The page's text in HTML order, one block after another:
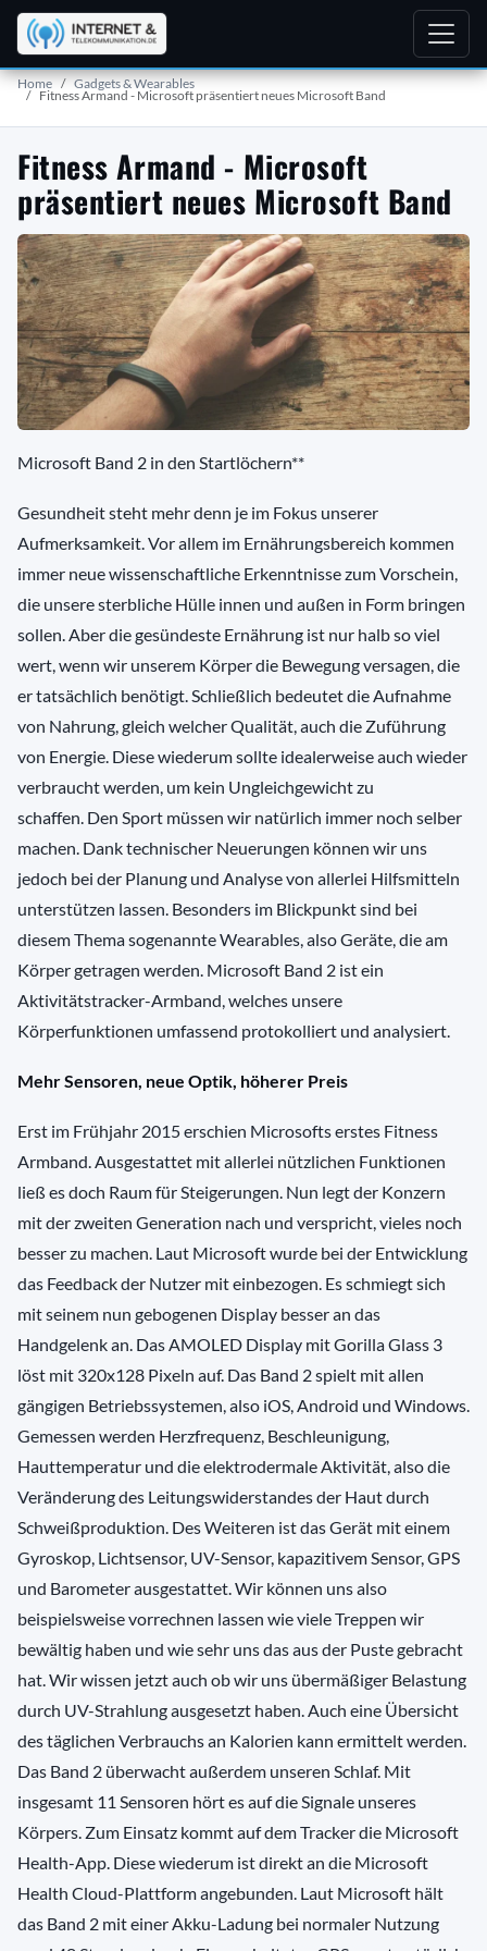
Home Gadgets & Wearables
Fitness Armand - Microsoft präsentiert neues Microsoft Band
Fitness Armand - Microsoft
präsentiert neues Microsoft Band
Microsoft Band 2 in den Startlöchern**
Gesundheit steht mehr denn je im Fokus unserer
Aufmerksamkeit. Vor allem im Ernährungsbereich kommen
immer neue wissenschaftliche Erkenntnisse zum Vorschein,
die unsere sterbliche Hülle innen und außen in Form bringen
sollen. Aber die gesündeste Ernährung ist nur halb so viel
wert, wenn wir unserem Körper die Bewegung versagen, die
er tatsächlich benötigt. Schließlich bedeutet die Aufnahme
von Nahrung, gleich welcher Qualität, auch die Zuführung
von Energie. Diese wiederum sollte idealerweise auch wieder
verbraucht werden, um kein Ungleichgewicht zu
schaffen. Den Sport müssen wir natürlich immer noch selber
machen. Dank technischer Neuerungen können wir uns
jedoch bei der Planung und Analyse von allerlei Hilfsmitteln
unterstützen lassen. Besonders im Blickpunkt sind bei
diesem Thema sogenannte Wearables, also Geräte, die am
Körper getragen werden. Microsoft Band 2 ist ein
Aktivitätstracker-Armband, welches unsere
Körperfunktionen umfassend protokolliert und analysiert.
Mehr Sensoren, neue Optik, höherer Preis
Erst im Frühjahr 2015 erschien Microsofts erstes Fitness
Armband. Ausgestattet mit allerlei nützlichen Funktionen
ließ es doch Raum für Steigerungen. Nun legt der Konzern
mit der zweiten Generation nach und verspricht, vieles noch
besser zu machen. Laut Microsoft wurde bei der Entwicklung
das Feedback der Nutzer mit einbezogen. Es schmiegt sich
mit seinem nun gebogenen Display besser an das
Handgelenk an. Das AMOLED Display mit Gorilla Glass 3
löst mit 320x128 Pixeln auf. Das Band 2 spielt mit allen
gängigen Betriebssystemen, also iOS, Android und Windows.
Gemessen werden Herzfrequenz, Beschleunigung,
Hauttemperatur und die elektrodermale Aktivität, also die
Veränderung des Leitungswiderstandes der Haut durch
Schweißproduktion. Des Weiteren ist das Gerät mit einem
Gyroskop, Lichtsensor, UV-Sensor, kapazitivem Sensor, GPS
und Barometer ausgestattet. Wir können uns also
beispielsweise vorrechnen lassen wie viele Treppen wir
bewältig haben und wie sehr uns das aus der Puste gebracht
hat. Wir wissen jetzt auch ob wir uns übermäßiger Belastung
durch UV-Strahlung ausgesetzt haben. Auch eine Übersicht
des täglichen Verbrauchs an Kalorien kann ermittelt werden.
Das Band 2 überwacht außerdem unseren Schlaf. Mit
insgesamt 11 Sensoren hört es auf die Signale unseres
Körpers. Zum Einsatz kommt auf dem Tracker die Microsoft
Health-App. Diese wiederum ist direkt an die Microsoft
Health Cloud-Plattform angebunden. Laut Microsoft hält
das Band 2 mit einer Akku-Ladung bei normaler Nutzung